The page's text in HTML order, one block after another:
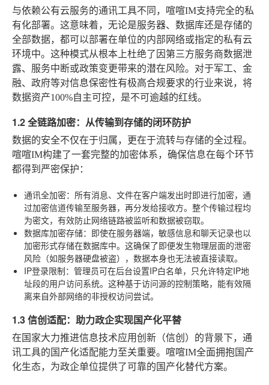
与依赖公有云服务的通讯工具不同，喧喧IM支持完全的私
有化部署。这意味着，无论是服务器、数据库还是存储的
全部数据，都可以部署在单位的内部网络或指定的私有云
环境中。这种模式从根本上杜绝了因第三方服务商数据泄
露、服务中断或政策变更带来的潜在风险。对于军工、金
融、政府等对信息保密性有极高合规要求的行业来说，将
数据资产100%自主可控，是不可逾越的红线。
1.2 全链路加密：从传输到存储的闭环防护
数据的安全不仅在于归属，更在于流转与存储的全过程。
喧喧IM构建了一套完整的加密体系，确保信息在每个环节
都得到严密保护：
通讯全加密：所有消息、文件在客户端发出时即进行加密，通
过加密信道传输至服务器，再分发给接收方。整个传输过程均
为密文，有效防止网络链路被监听和数据被窃取。
数据库加密存储：即使在服务器端，敏感信息和聊天记录也以
加密形式存储在数据库中。这确保了即便发生物理层面的泄密
风险（如服务器硬盘被盗），数据本身也无法被直接读取。
IP登录限制：管理员可在后台设置IP白名单，只允许特定IP地
址段的用户访问系统。这种基于访问源的控制策略，能有效隔
离来自外部网络的非授权访问尝试。
1.3 信创适配：助力政企实现国产化平替
在国家大力推进信息技术应用创新（信创）的背景下，通
讯工具的国产化适配能力至关重要。喧喧IM全面拥抱国产
化生态，为政企单位提供了可靠的国产化替代方案。